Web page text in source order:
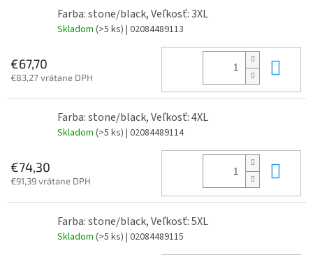
Farba: stone/black, Veľkosť: 3XL
Skladom (>5 ks) | 02084489113
€67,70
€83,27 vrátane DPH
Farba: stone/black, Veľkosť: 4XL
Skladom (>5 ks) | 02084489114
€74,30
€91,39 vrátane DPH
Farba: stone/black, Veľkosť: 5XL
Skladom (>5 ks) | 02084489115